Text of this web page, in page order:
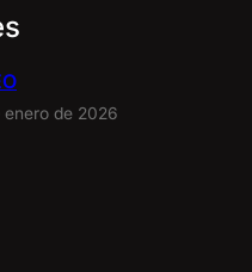
enero de 2026